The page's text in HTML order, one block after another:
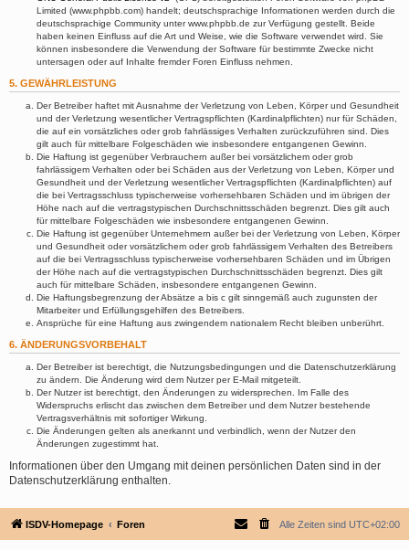
Limited (www.phpbb.com) handelt; deutschsprachige Informationen werden durch die
deutschsprachige Community unter www.phpbb.de zur Verfügung gestellt. Beide
haben keinen Einfluss auf die Art und Weise, wie die Software verwendet wird. Sie
können insbesondere die Verwendung der Software für bestimmte Zwecke nicht
untersagen oder auf Inhalte fremder Foren Einfluss nehmen.
5. GEWÄHRLEISTUNG
Der Betreiber haftet mit Ausnahme der Verletzung von Leben, Körper und Gesundheit
und der Verletzung wesentlicher Vertragspflichten (Kardinalpflichten) nur für Schäden,
die auf ein vorsätzliches oder grob fahrlässiges Verhalten zurückzuführen sind. Dies
gilt auch für mittelbare Folgeschäden wie insbesondere entgangenen Gewinn.
Die Haftung ist gegenüber Verbrauchern außer bei vorsätzlichem oder grob
fahrlässigem Verhalten oder bei Schäden aus der Verletzung von Leben, Körper und
Gesundheit und der Verletzung wesentlicher Vertragspflichten (Kardinalpflichten) auf
die bei Vertragsschluss typischerweise vorhersehbaren Schäden und im übrigen der
Höhe nach auf die vertragstypischen Durchschnittsschäden begrenzt. Dies gilt auch
für mittelbare Folgeschäden wie insbesondere entgangenen Gewinn.
Die Haftung ist gegenüber Unternehmern außer bei der Verletzung von Leben, Körper
und Gesundheit oder vorsätzlichem oder grob fahrlässigem Verhalten des Betreibers
auf die bei Vertragsschluss typischerweise vorhersehbaren Schäden und im Übrigen
der Höhe nach auf die vertragstypischen Durchschnittsschäden begrenzt. Dies gilt
auch für mittelbare Schäden, insbesondere entgangenen Gewinn.
Die Haftungsbegrenzung der Absätze a bis c gilt sinngemäß auch zugunsten der
Mitarbeiter und Erfüllungsgehilfen des Betreibers.
Ansprüche für eine Haftung aus zwingendem nationalem Recht bleiben unberührt.
6. ÄNDERUNGSVORBEHALT
Der Betreiber ist berechtigt, die Nutzungsbedingungen und die Datenschutzerklärung
zu ändern. Die Änderung wird dem Nutzer per E-Mail mitgeteilt.
Der Nutzer ist berechtigt, den Änderungen zu widersprechen. Im Falle des
Widerspruchs erlischt das zwischen dem Betreiber und dem Nutzer bestehende
Vertragsverhältnis mit sofortiger Wirkung.
Die Änderungen gelten als anerkannt und verbindlich, wenn der Nutzer den
Änderungen zugestimmt hat.
Informationen über den Umgang mit deinen persönlichen Daten sind in der
Datenschutzerklärung enthalten.
ISDV-Homepage Foren Alle Zeiten sind UTC+02:00